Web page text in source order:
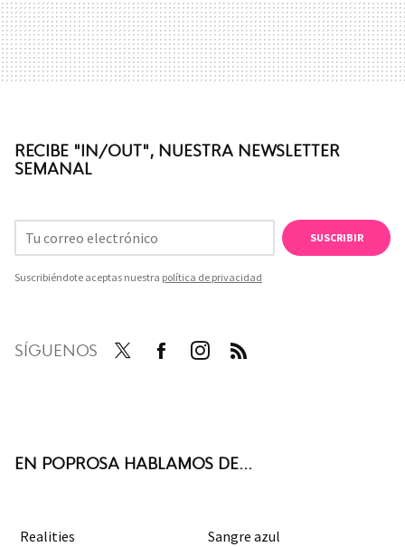
RECIBE "IN/OUT", NUESTRA NEWSLETTER
SEMANAL
SUSCRIBIR
Suscribiéndote aceptas nuestra política de privacidad
SÍGUENOS
EN POPROSA HABLAMOS DE...
Realities Sangre azul